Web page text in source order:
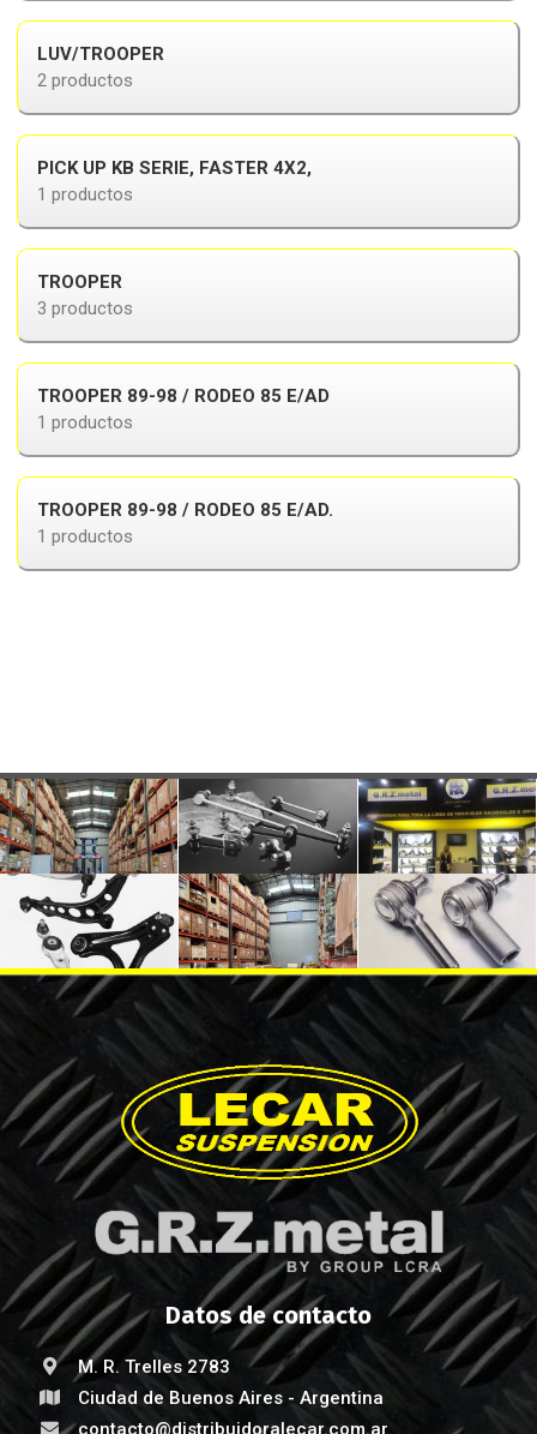
LUV/TROOPER
2 productos
PICK UP KB SERIE, FASTER 4X2,
1 productos
TROOPER
3 productos
TROOPER 89-98 / RODEO 85 E/AD
1 productos
TROOPER 89-98 / RODEO 85 E/AD.
1 productos
Datos de contacto
M. R. Trelles 2783
Ciudad de Buenos Aires - Argentina
contacto@distribuidoralecar.com.ar